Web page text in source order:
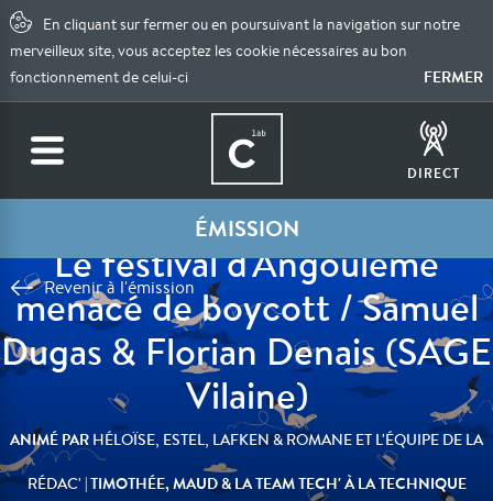
En cliquant sur fermer ou en poursuivant la navigation sur notre
merveilleux site, vous acceptez les cookie nécessaires au bon
fonctionnement de celui-ci
FERMER
DIRECT
ÉMISSION
Revenir à l'émission
Le festival d'Angoulême
menacé de boycott / Samuel
Dugas & Florian Denais (SAGE
Vilaine)
ANIMÉ PAR HÉLOÏSE, ESTEL, LAFKEN & ROMANE ET L'ÉQUIPE DE LA
RÉDAC' | TIMOTHÉE, MAUD & LA TEAM TECH' À LA TECHNIQUE